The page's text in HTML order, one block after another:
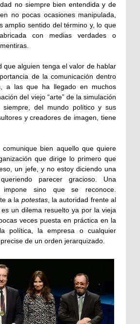
no siempre bien entendida y de
no pocas ocasiones manipulada,
amplio sentido del término y, lo que
con medias verdades o
que alguien tenga el valor de hablar
de la comunicación dentro
a las que ha llegado en muchos
del viejo “arte” de la simulación
siempre, del mundo político y sus
y creadores de imagen, tiene
bien aquello que quiere
que dirige lo primero que
un jefe, y no estoy diciendo una
parecer gracioso. Una
sino que se reconoce.
a la potestas, la autoridad frente al
un dilema resuelto ya por la vieja
veces puesta en práctica en la
política, la empresa o cualquier
de un orden jerarquizado.